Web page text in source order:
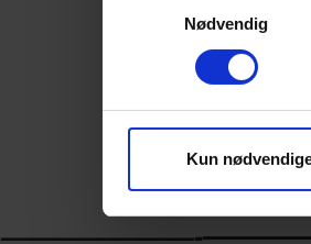
vores trafik. Vi deler
Nødvendig
Kun
———————-